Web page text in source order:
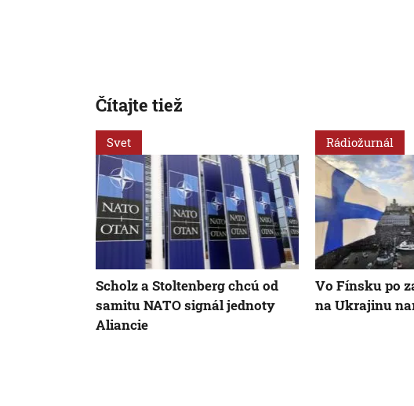
Čítajte tiež
Svet
Scholz a Stoltenberg chcú od
samitu NATO signál jednoty
Aliancie
Rádiožurnál
Vo Fínsku po
na Ukrajinu